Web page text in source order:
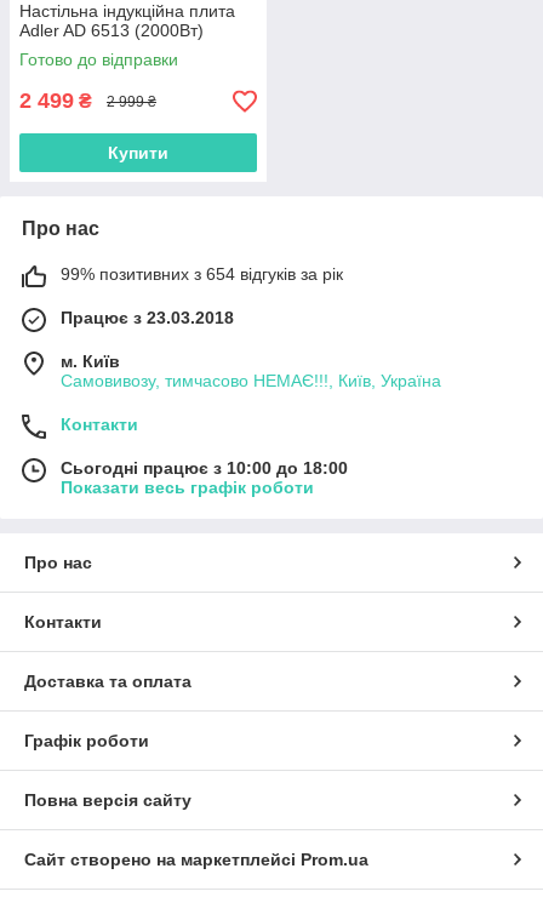
Настільна індукційна плита
Adler AD 6513 (2000Вт)
Готово до відправки
2 499 ₴ 2 999 ₴
Купити
Про нас
99% позитивних з 654 відгуків за рік
Працює з 23.03.2018
м. Київ
Самовивозу, тимчасово НЕМАЄ!!!, Київ, Україна
Контакти
Сьогодні працює з 10:00 до 18:00
Показати весь графік роботи
Про нас
Контакти
Доставка та оплата
Графік роботи
Повна версія сайту
Сайт створено на маркетплейсі Prom.ua